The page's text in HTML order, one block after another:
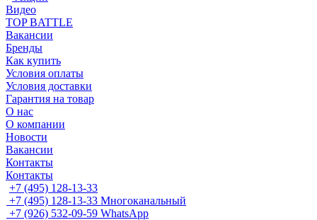
Видео
TOP BATTLE
Вакансии
Бренды
Как купить
Условия оплаты
Условия доставки
Гарантия на товар
О нас
О компании
Новости
Вакансии
Контакты
Контакты
+7 (495) 128-13-33
+7 (495) 128-13-33 Многоканальный
+7 (926) 532-09-59 WhatsApp